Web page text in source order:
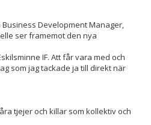
Development Manager,
ser framemot den nya
IF. Att får vara med och
som jag tackade ja till direkt när
tjejer och killar som kollektiv och